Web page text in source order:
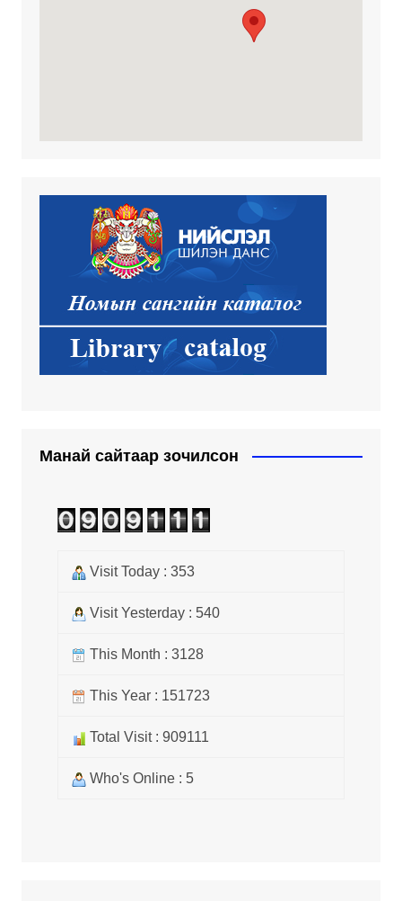
Манай сайтаар зочилсон
Visit Today : 353
Visit Yesterday : 540
This Month : 3128
This Year : 151723
Total Visit : 909111
Who's Online : 5